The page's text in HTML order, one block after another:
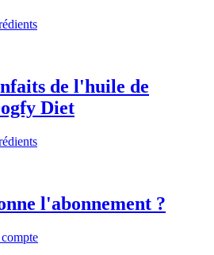
de l'huile de
Diet
l'abonnement ?